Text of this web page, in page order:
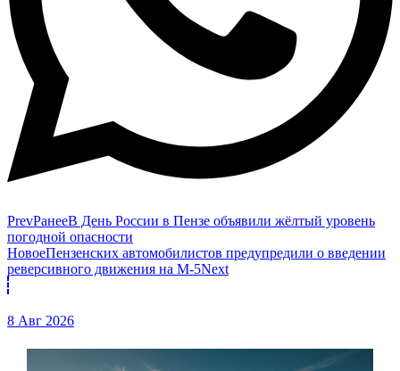
PrevРанееВ День России в Пензе объявили жёлтый уровень
погодной опасности
НовоеПензенских автомобилистов предупредили о введении
реверсивного движения на М-5Next
8 Авг 2026